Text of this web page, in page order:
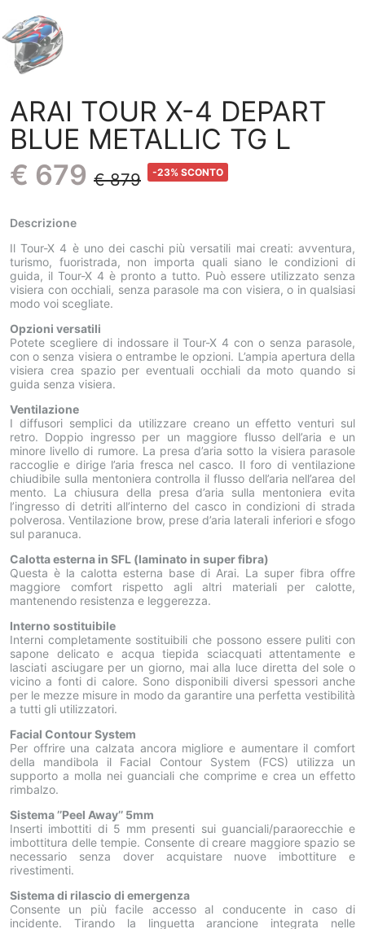
ARAI TOUR X-4 DEPART
BLUE METALLIC TG L
€ 679 € 879 -23% SCONTO
Descrizione
Il Tour-X 4 è uno dei caschi più versatili mai creati: avventura,
turismo, fuoristrada, non importa quali siano le condizioni di
guida, il Tour-X 4 è pronto a tutto. Può essere utilizzato senza
visiera con occhiali, senza parasole ma con visiera, o in qualsiasi
modo voi scegliate.
Opzioni versatili
Potete scegliere di indossare il Tour-X 4 con o senza parasole,
con o senza visiera o entrambe le opzioni. L’ampia apertura della
visiera crea spazio per eventuali occhiali da moto quando si
guida senza visiera.
Ventilazione
I diffusori semplici da utilizzare creano un effetto venturi sul
retro. Doppio ingresso per un maggiore flusso dell’aria e un
minore livello di rumore. La presa d’aria sotto la visiera parasole
raccoglie e dirige l’aria fresca nel casco. Il foro di ventilazione
chiudibile sulla mentoniera controlla il flusso dell’aria nell’area del
mento. La chiusura della presa d’aria sulla mentoniera evita
l’ingresso di detriti all’interno del casco in condizioni di strada
polverosa. Ventilazione brow, prese d’aria laterali inferiori e sfogo
sul paranuca.
Calotta esterna in SFL (laminato in super fibra)
Questa è la calotta esterna base di Arai. La super fibra offre
maggiore comfort rispetto agli altri materiali per calotte,
mantenendo resistenza e leggerezza.
Interno sostituibile
Interni completamente sostituibili che possono essere puliti con
sapone delicato e acqua tiepida sciacquati attentamente e
lasciati asciugare per un giorno, mai alla luce diretta del sole o
vicino a fonti di calore. Sono disponibili diversi spessori anche
per le mezze misure in modo da garantire una perfetta vestibilità
a tutti gli utilizzatori.
Facial Contour System
Per offrire una calzata ancora migliore e aumentare il comfort
della mandibola il Facial Contour System (FCS) utilizza un
supporto a molla nei guanciali che comprime e crea un effetto
rimbalzo.
Sistema ’’Peel Away’’ 5mm
Inserti imbottiti di 5 mm presenti sui guanciali/paraorecchie e
imbottitura delle tempie. Consente di creare maggiore spazio se
necessario senza dover acquistare nuove imbottiture e
rivestimenti.
Sistema di rilascio di emergenza
Consente un più facile accesso al conducente in caso di
incidente. Tirando la linguetta arancione integrata nelle